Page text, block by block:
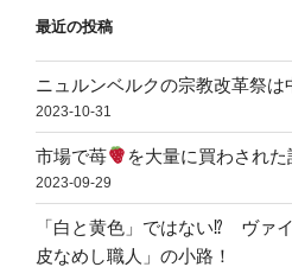
最近の投稿
ニュルンベルクの宗教改革祭は
2023-10-31
市場で苺 を大量に買わされた
2023-09-29
「白と黄色」ではない⁉ ヴァ
皮なめし職人」の小路！